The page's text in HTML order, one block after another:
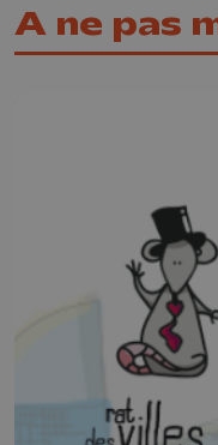
A ne pas